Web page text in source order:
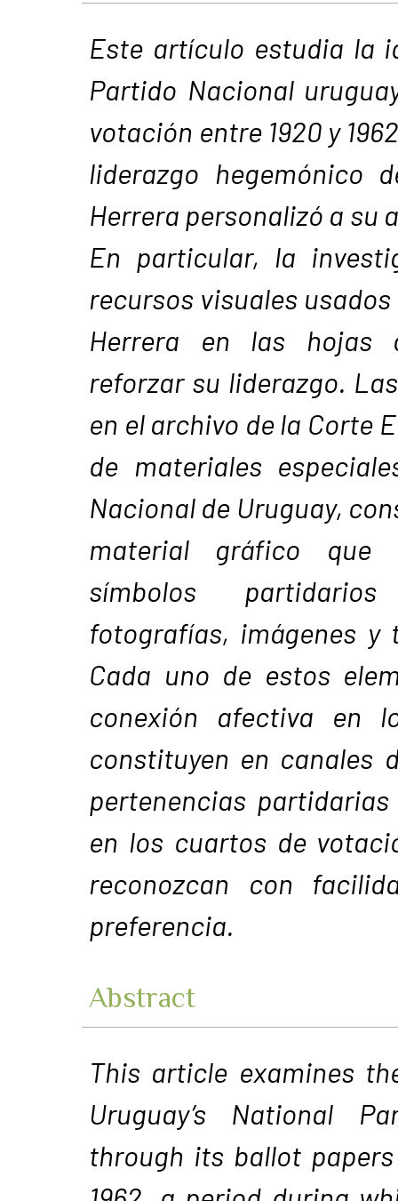
Este artículo estudia la
Partido Nacional
votación entre 1920 y
liderazgo hegemónico
Herrera personalizó a su
En particular, la
recursos visuales
Herrera en las hojas
reforzar su liderazgo.
en el archivo de la Corte
de materiales
Nacional de Uruguay,
material gráfico que
símbolos
fotografías, imágenes y
Cada uno de estos
conexión afectiva en
constituyen en canales
pertenencias
en los cuartos de
reconozcan con
preferencia.
Abstract
This article examines
Uruguay’s National
through its ballot